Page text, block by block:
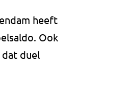
heeft
Ook
duel